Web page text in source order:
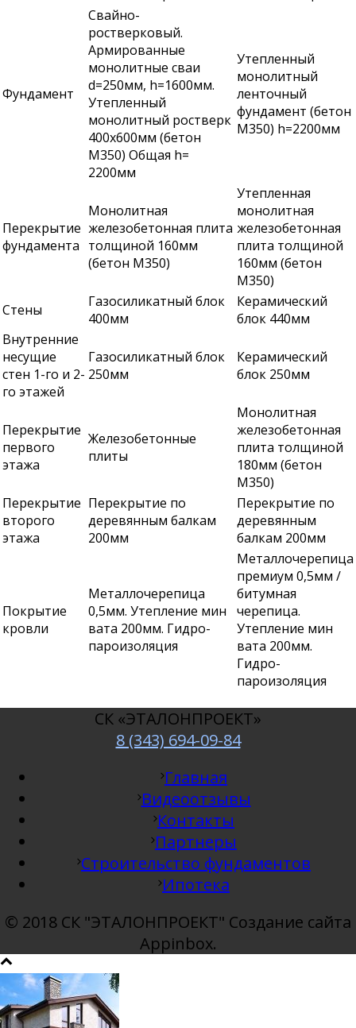
Фундамент
Свайно-
ростверковый.
Армированные
монолитные сваи
d=250мм, h=1600мм.
Утепленный
монолитный ростверк
400х600мм (бетон
М350) Общая h=
2200мм
Утепленный
монолитный
ленточный
фундамент (бетон
М350) h=2200мм
Перекрытие
фундамента
Монолитная
железобетонная плита
толщиной 160мм
(бетон М350)
Утепленная
монолитная
железобетонная
плита толщиной
160мм (бетон
М350)
Стены
Газосиликатный блок
400мм
Керамический
блок 440мм
Внутренние
несущие
стен 1-го и 2-
го этажей
Газосиликатный блок
250мм
Керамический
блок 250мм
Перекрытие
первого
этажа
Железобетонные
плиты
Монолитная
железобетонная
плита толщиной
180мм (бетон
М350)
Перекрытие
второго
этажа
Перекрытие по
деревянным балкам
200мм
Перекрытие по
деревянным
балкам 200мм
Покрытие
кровли
Металлочерепица
0,5мм. Утепление мин
вата 200мм. Гидро-
пароизоляция
Металлочерепица
премиум 0,5мм /
битумная
черепица.
Утепление мин
вата 200мм.
Гидро-
пароизоляция
СК «ЭТАЛОНПРОЕКТ»
8 (343) 694-09-84
Главная
Видеоотзывы
Контакты
Партнеры
Строительство фундаментов
Ипотека
© 2018 СК "ЭТАЛОНПРОЕКТ" Создание сайта
Appinbox.